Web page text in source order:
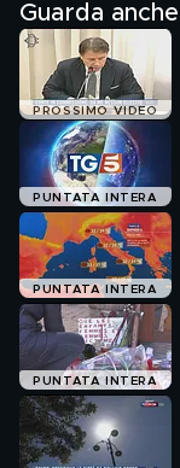
Guarda anche
PROSSIMO VIDEO
PUNTATA INTERA
PUNTATA INTERA
PUNTATA INTERA